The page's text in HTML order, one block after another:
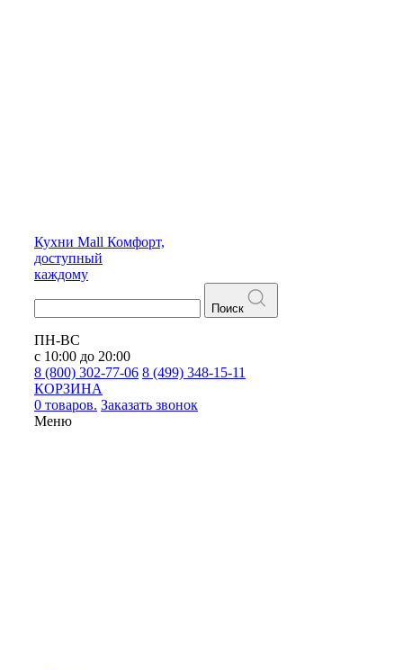
Кухни Mall Комфорт,
доступный
каждому
Поиск
ПН-ВС
с 10:00 до 20:00
8 (800) 302-77-06 8 (499) 348-15-11
КОРЗИНА
0 товаров. Заказать звонок
Меню